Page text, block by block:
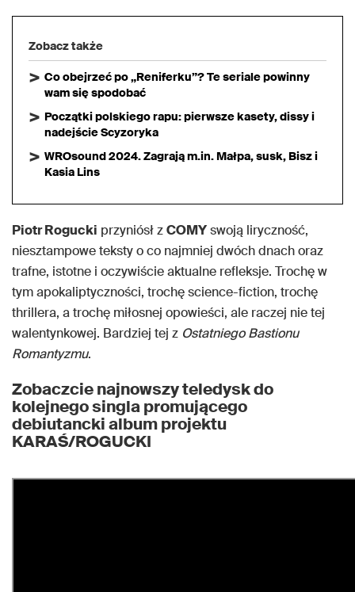
Zobacz także
Co obejrzeć po „Reniferku”? Te seriale powinny
wam się spodobać
Początki polskiego rapu: pierwsze kasety, dissy i
nadejście Scyzoryka
WROsound 2024. Zagrają m.in. Małpa, susk, Bisz i
Kasia Lins
Piotr Rogucki przyniósł zCOMYswoją liryczność,
niesztampowe teksty o co najmniej dwóch dnach oraz
trafne, istotne i oczywiście aktualne refleksje. Trochę w
tym apokaliptyczności, trochę science-fiction, trochę
thrillera, a trochę miłosnej opowieści, ale raczej nie tej
walentynkowej. Bardziej tej z Ostatniego Bastionu
Romantyzmu.
Zobaczcie najnowszy teledysk do
kolejnego singla promującego
debiutancki album projektu
KARAŚ/ROGUCKI